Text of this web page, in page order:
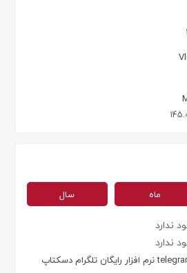
ماه سال
ندارد
ندارد